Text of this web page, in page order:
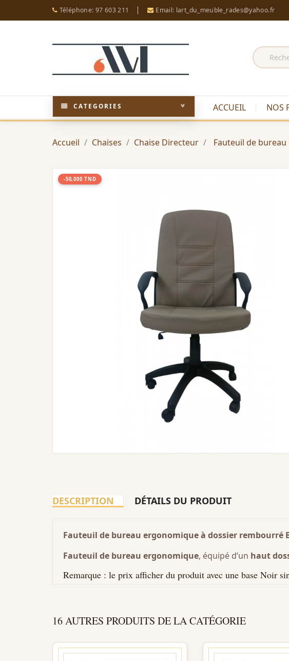
Téléphone: 97 603 211 Email: lart_du_meuble_rades@yahoo.fr
CATEGORIES ACCUEIL NOS
Accueil Chaises Chaise Directeur Fauteuil de bureau
-50,000 TND
DESCRIPTION DÉTAILS DU PRODUIT
Fauteuil de bureau ergonomique à dossier rembourré
Fauteuil de bureau ergonomique, équipé d’un haut
Remarque : le prix afficher du produit avec une base Noir
16 AUTRES PRODUITS DE LA CATÉGORIE